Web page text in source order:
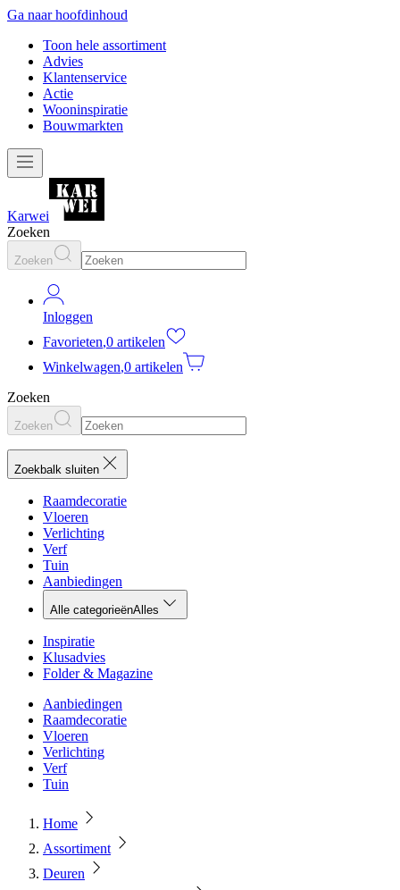
Ga naar hoofdinhoud
Toon hele assortiment
Advies
Klantenservice
Actie
Wooninspiratie
Bouwmarkten
Karwei
Zoeken
Zoeken
Inloggen
Favorieten,0 artikelen
Winkelwagen,0 artikelen
Zoeken
Zoeken
Zoekbalk sluiten
Raamdecoratie
Vloeren
Verlichting
Verf
Tuin
Aanbiedingen
Alle categorieënAlles
Inspiratie
Klusadvies
Folder & Magazine
Aanbiedingen
Raamdecoratie
Vloeren
Verlichting
Verf
Tuin
Home
Assortiment
Deuren